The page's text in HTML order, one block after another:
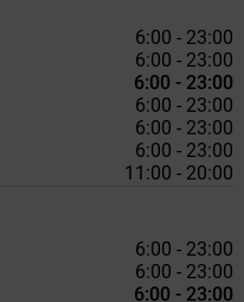
6:00 - 23:00
6:00 - 23:00
6:00 - 23:00
6:00 - 23:00
6:00 - 23:00
6:00 - 23:00
11:00 - 20:00
6:00 - 23:00
6:00 - 23:00
6:00 - 23:00